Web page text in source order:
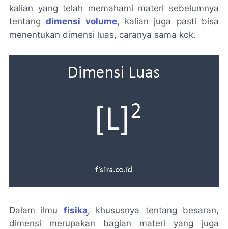
kalian yang telah memahami materi sebelumnya
tentangdimensi volume, kalian juga pasti bisa
menentukan dimensi luas, caranya sama kok.
Dalam ilmu fisika, khususnya tentang besaran,
dimensi merupakan bagian materi yang juga